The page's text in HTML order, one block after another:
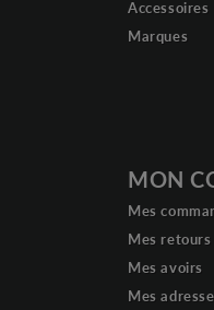
Accessoires
Marques
MON
Mes
Mes retours
Mes avoirs
Mes